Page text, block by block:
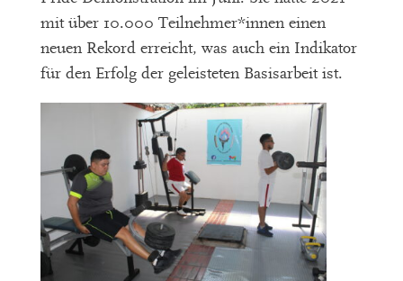
mit über 10.000 Teilnehmer*innen einen
neuen Rekord erreicht, was auch ein Indikator
für den Erfolg der geleisteten Basisarbeit ist.